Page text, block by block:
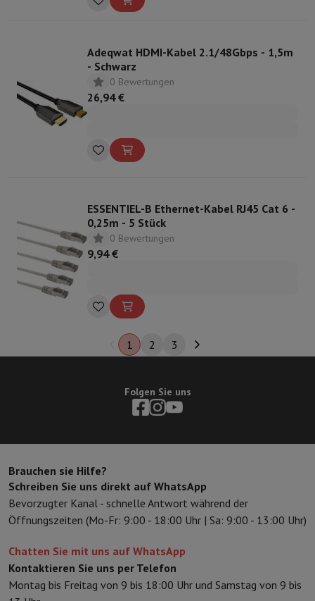
Adeqwat HDMI-Kabel 2.1/48Gbps - 1,5m
- Schwarz
0 Bewertungen
26,94 €
ESSENTIEL-B Ethernet-Kabel RJ45 Cat 6 -
0,25m - 5 Stück
0 Bewertungen
9,94 €
1 2 3
Folgen Sie uns
Brauchen sie Hilfe?
Schreiben Sie uns direkt auf WhatsApp
Bevorzugter Kanal - schnelle Antwort während der
Öffnungszeiten (Mo-Fr: 9:00 - 18:00 Uhr | Sa: 9:00 - 13:00 Uhr)
Chatten Sie mit uns auf WhatsApp
Kontaktieren Sie uns per Telefon
Montag bis Freitag von 9 bis 18:00 Uhr und Samstag von 9 bis